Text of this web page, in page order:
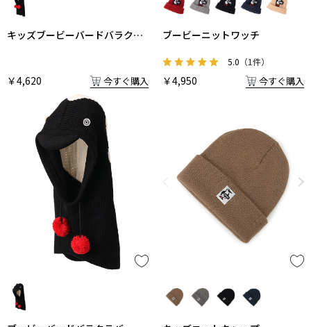
キッズブービーバードバラクラ
￥4,620 今すぐ購入
ブービーニットワッチ
5.0 （1件）
￥4,950 今すぐ購入